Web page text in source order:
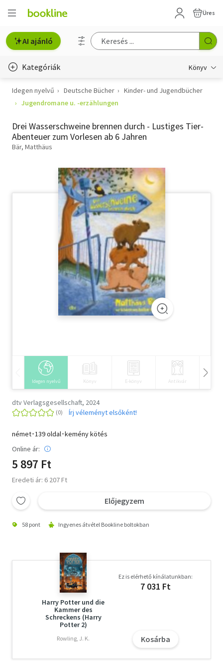
Üres
AI ajánló
Kategóriák Könyv
Életmód, egészség
Gyermek- és ifjúsági
Szótár, nyelvkönyv
Tankönyv, segédkönyv
Társadalomtudomány
Természettudomány
Idegen nyelvű Deutsche Bücher
Kinder- und Jugendbücher
Jugendromane u. -erzählungen
Drei Wasserschweine brennen durch - Lustiges Tier-
Abenteuer zum Vorlesen ab 6 Jahren
Bär, Matthäus
Idegen nyelvű Könyv E-könyv Antikvár
dtv Verlagsgesellschaft, 2024
Írj véleményt elsőként!
német･139 oldal･kemény kötés
Online ár:
5 897 Ft
Eredeti ár: 6 207 Ft
Előjegyzem
58 pont Ingyenes átvétel Bookline boltokban
Harry Potter und die
Kammer des
Schreckens (Harry
Potter 2)
Rowling, J. K.
Ez is elérhető kínálatunkban:
7 031 Ft
Kosárba